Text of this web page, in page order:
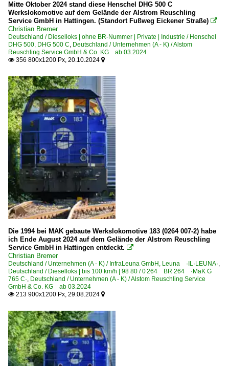
Mitte Oktober 2024 stand diese Henschel DHG 500 C
Werkslokomotive auf dem Gelände der Alstrom Reuschling
Service GmbH in Hattingen. (Standort Fußweg Eickener Straße) 
Christian Bremer
Deutschland / Dieselloks | ohne BR-Nummer | Private | Industrie / Henschel
DHG 500, DHG 500 C, Deutschland / Unternehmen (A - K) / Alstom
Reuschling Service GmbH & Co. KG ab 03.2024
 356 800x1200 Px, 20.10.2024 
Die 1994 bei MAK gebaute Werkslokomotive 183 (0264 007-2) habe
ich Ende August 2024 auf dem Gelände der Alstrom Reuschling
Service GmbH in Hattingen entdeckt. 
Christian Bremer
Deutschland / Unternehmen (A - K) / InfraLeuna GmbH, Leuna ·IL·LEUNA·,
Deutschland / Dieselloks | bis 100 km/h | 98 80 / 0 264 BR 264 ·MaK G
765 C·, Deutschland / Unternehmen (A - K) / Alstom Reuschling Service
GmbH & Co. KG ab 03.2024
 213 900x1200 Px, 29.08.2024 